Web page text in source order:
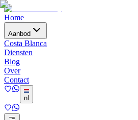
Home
Aanbod
Costa Blanca
Diensten
Blog
Over
Contact
nl